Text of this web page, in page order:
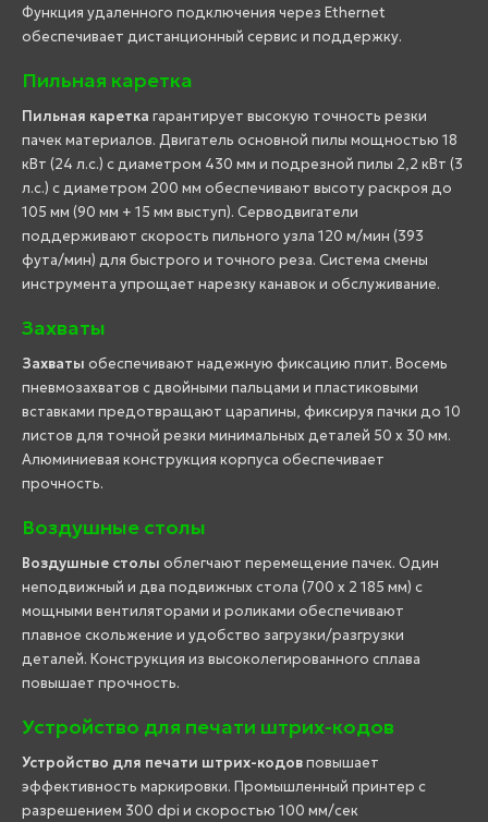
Функция удаленного подключения через Ethernet
обеспечивает дистанционный сервис и поддержку.
Пильная каретка
Пильная каретка гарантирует высокую точность резки
пачек материалов. Двигатель основной пилы мощностью 18
кВт (24 л.с.) с диаметром 430 мм и подрезной пилы 2,2 кВт (3
л.с.) с диаметром 200 мм обеспечивают высоту раскроя до
105 мм (90 мм + 15 мм выступ). Серводвигатели
поддерживают скорость пильного узла 120 м/мин (393
фута/мин) для быстрого и точного реза. Система смены
инструмента упрощает нарезку канавок и обслуживание.
Захваты
Захваты обеспечивают надежную фиксацию плит. Восемь
пневмозахватов с двойными пальцами и пластиковыми
вставками предотвращают царапины, фиксируя пачки до 10
листов для точной резки минимальных деталей 50 x 30 мм.
Алюминиевая конструкция корпуса обеспечивает
прочность.
Воздушные столы
Воздушные столы облегчают перемещение пачек. Один
неподвижный и два подвижных стола (700 x 2 185 мм) с
мощными вентиляторами и роликами обеспечивают
плавное скольжение и удобство загрузки/разгрузки
деталей. Конструкция из высоколегированного сплава
повышает прочность.
Устройство для печати штрих-кодов
Устройство для печати штрих-кодовповышает
эффективность маркировки. Промышленный принтер с
разрешением 300 dpi и скоростью 100 мм/сек